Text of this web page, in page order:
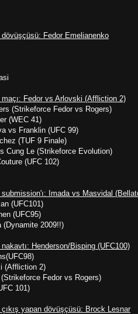
dövüşçüsü: Fedor Emelianenko
maçı: Fedor vs Arlovski (Affliction 2)
(Strikeforce Fedor vs Rogers)
(WEC 41)
vs Franklin (UFC 99)
(TUF 9 Finale)
Cung Le (Strikeforce Evolution)
(UFC 102)
Imada vs Masvidal
(UFC101)
(UFC95)
(Dynamite 2009!!)
Henderson/Bisping (UFC100)
(Affliction 2)
Fedor vs Rogers)
101)
yapan dövüşçüsü: Brock Lesnar